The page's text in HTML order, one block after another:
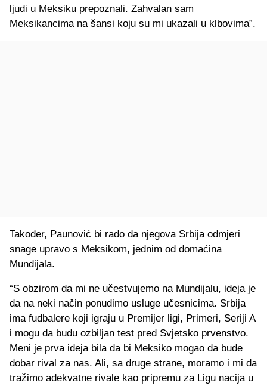
ljudi u Meksiku prepoznali. Zahvalan sam
Meksikancima na šansi koju su mi ukazali u klbovima”.
Također, Paunović bi rado da njegova Srbija odmjeri
snage upravo s Meksikom, jednim od domaćina
Mundijala.
“S obzirom da mi ne učestvujemo na Mundijalu, ideja je
da na neki način ponudimo usluge učesnicima. Srbija
ima fudbalere koji igraju u Premijer ligi, Primeri, Seriji A
i mogu da budu ozbiljan test pred Svjetsko prvenstvo.
Meni je prva ideja bila da bi Meksiko mogao da bude
dobar rival za nas. Ali, sa druge strane, moramo i mi da
tražimo adekvatne rivale kao pripremu za Ligu nacija u